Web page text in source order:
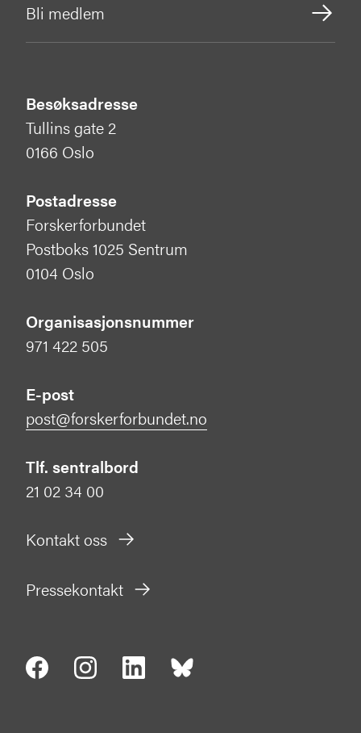
Bli medlem
Besøksadresse
Tullins gate 2
0166 Oslo
Postadresse
Forskerforbundet
Postboks 1025 Sentrum
0104 Oslo
Organisasjonsnummer
971 422 505
E-post
post@forskerforbundet.no
Tlf. sentralbord
21 02 34 00
Kontakt oss
Pressekontakt